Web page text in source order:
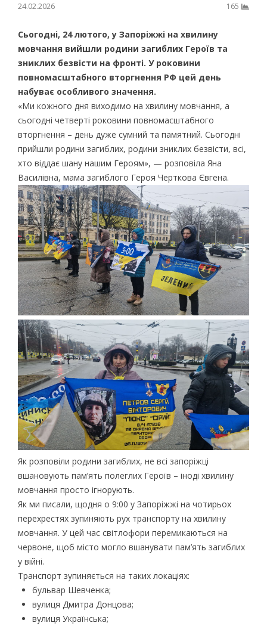
24.02.2026 165
Сьогодні, 24 лютого, у Запоріжжі на хвилину
мовчання вийшли родини загиблих Героїв та
зниклих безвісти на фронті. У роковини
повномасштабного вторгнення РФ цей день
набуває особливого значення.
«Ми кожного дня виходимо на хвилину мовчання, а
сьогодні четверті роковини повномасштабного
вторгнення – день дуже сумний та памятний. Сьогодні
прийшли родини загиблих, родини зниклих безвісти, всі,
хто віддає шану нашим Героям», — розповіла Яна
Василівна, мама загиблого Героя Черткова Євгена.
Як розповіли родини загиблих, не всі запоріжці
вшановують пам’ять полеглих Героїв – іноді хвилину
мовчання просто ігнорують.
Як ми писали, щодня о 9:00 у Запоріжжі на чотирьох
перехрестях зупиняють рух транспорту на хвилину
мовчання. У цей час світлофори перемикаються на
червоне, щоб місто могло вшанувати пам’ять загиблих
у війні.
Транспорт зупиняється на таких локаціях:
бульвар Шевченка;
вулиця Дмитра Донцова;
вулиця Українська;